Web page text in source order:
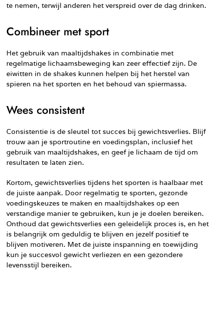
te nemen, terwijl anderen het verspreid over de dag drinken.
Combineer met sport
Het gebruik van maaltijdshakes in combinatie met
regelmatige lichaamsbeweging kan zeer effectief zijn. De
eiwitten in de shakes kunnen helpen bij het herstel van
spieren na het sporten en het behoud van spiermassa.
Wees consistent
Consistentie is de sleutel tot succes bij gewichtsverlies. Blijf
trouw aan je sportroutine en voedingsplan, inclusief het
gebruik van maaltijdshakes, en geef je lichaam de tijd om
resultaten te laten zien.
Kortom, gewichtsverlies tijdens het sporten is haalbaar met
de juiste aanpak. Door regelmatig te sporten, gezonde
voedingskeuzes te maken en maaltijdshakes op een
verstandige manier te gebruiken, kun je je doelen bereiken.
Onthoud dat gewichtsverlies een geleidelijk proces is, en het
is belangrijk om geduldig te blijven en jezelf positief te
blijven motiveren. Met de juiste inspanning en toewijding
kun je succesvol gewicht verliezen en een gezondere
levensstijl bereiken.